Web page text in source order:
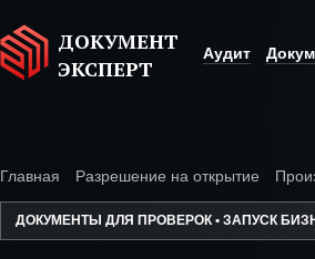
ДОКУМЕНТ
ЭКСПЕРТ
Аудит
Главная Разрешение на открытие
ДОКУМЕНТЫ ДЛЯ ПРОВЕРОК • ЗАПУСК